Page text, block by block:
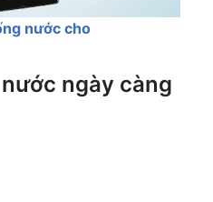
nước cho
ngày càng